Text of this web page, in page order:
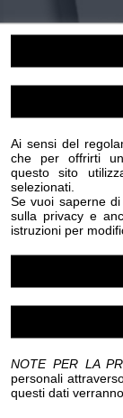
Ai sensi del
che per offrirti
questo sito
selezionati.
Se vuoi saperne
sulla privacy e
istruzioni per
NOTE PER LA
personali
questi dati
Rassegna
IL MODERATORE
Venerdi 17
17.30
Perinaldo
Cultura